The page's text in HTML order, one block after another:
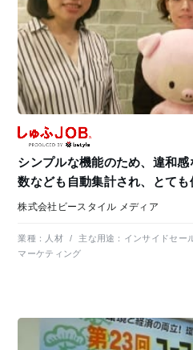
シンプルな機能のため、違和
数なども自動集計され、とても
株式会社ビースタイル メディア
業種： 人材 / 主な用途： インサイドセー
マーケティング